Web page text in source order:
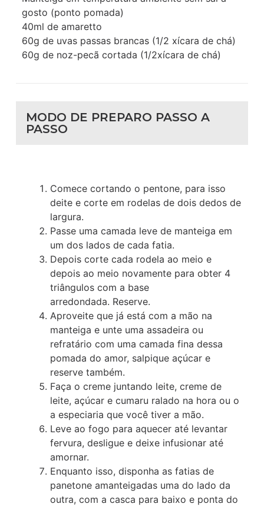
gosto (ponto pomada)
40ml de amaretto
60g de uvas passas brancas (1/2 xícara de chá)
60g de noz-pecã cortada (1/2xícara de chá)
MODO DE PREPARO PASSO A
PASSO
Comece cortando o pentone, para isso
deite e corte em rodelas de dois dedos de
largura.
Passe uma camada leve de manteiga em
um dos lados de cada fatia.
Depois corte cada rodela ao meio e
depois ao meio novamente para obter 4
triângulos com a base
arredondada. Reserve.
Aproveite que já está com a mão na
manteiga e unte uma assadeira ou
refratário com uma camada fina dessa
pomada do amor, salpique açúcar e
reserve também.
Faça o creme juntando leite, creme de
leite, açúcar e cumaru ralado na hora ou o
a especiaria que você tiver a mão.
Leve ao fogo para aquecer até levantar
fervura, desligue e deixe infusionar até
amornar.
Enquanto isso, disponha as fatias de
panetone amanteigadas uma do lado da
outra, com a casca para baixo e ponta do